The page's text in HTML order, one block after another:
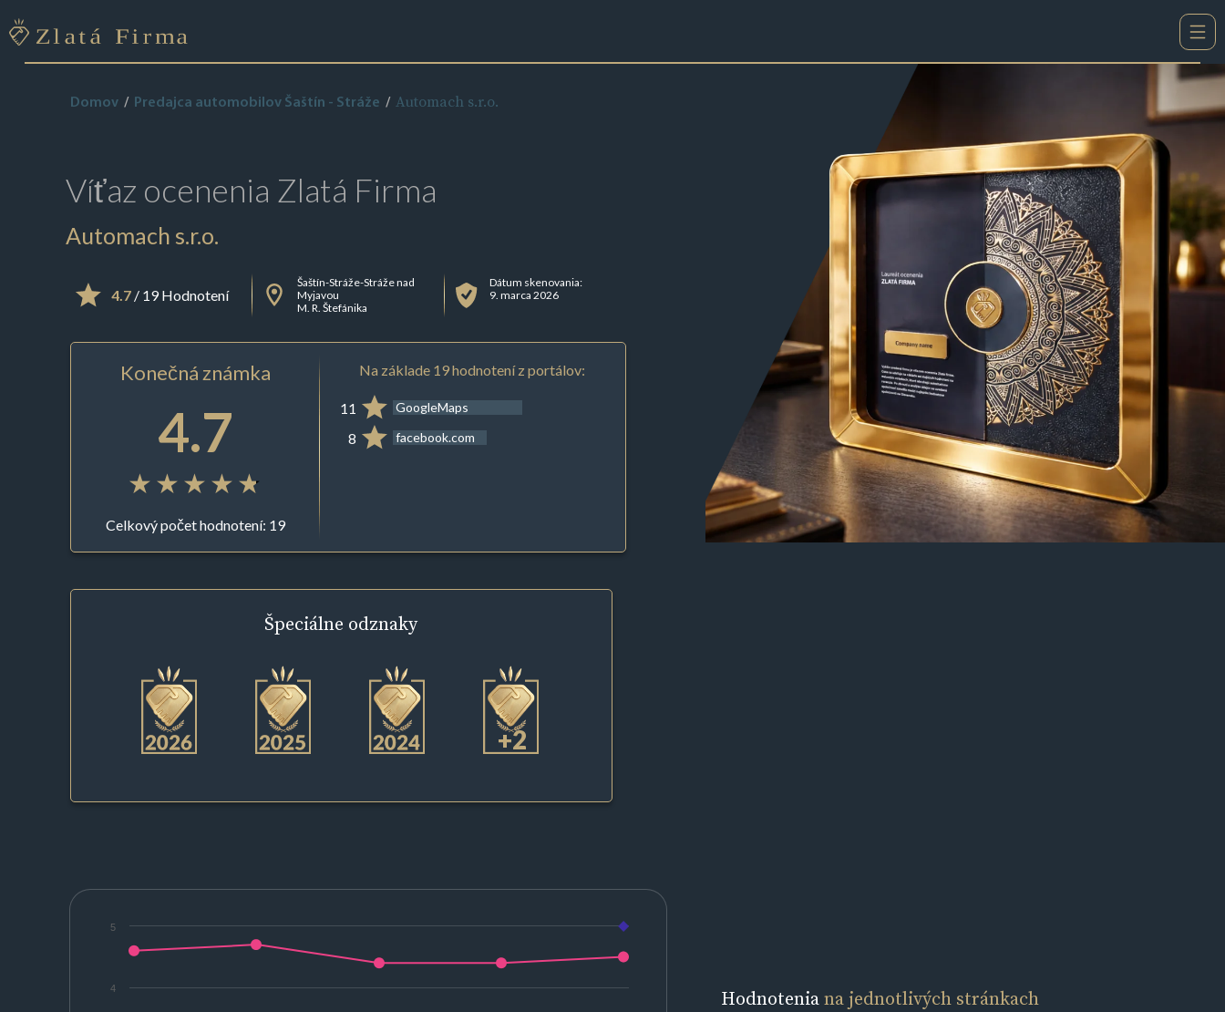
Domov Predajca automobilov Šaštín - Stráže Automach s.r.o.
Víťaz ocenenia Zlatá Firma
Automach s.r.o.
4.7/ 19 Hodnotení
Šaštín-Stráže-Stráže nad
Myjavou
M. R. Štefánika
Dátum skenovania:
9. marca 2026
Konečná známka
4.7
Celkový počet hodnotení: 19
Na základe 19 hodnotení z portálov:
11 GoogleMaps
8 facebook.com
Špeciálne odznaky
+2
4
5
Hodnoteniana jednotlivých stránkach